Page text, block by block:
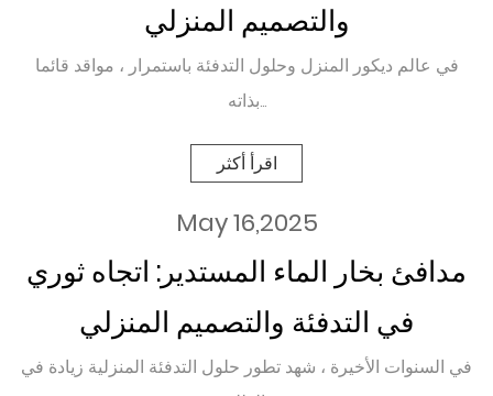
والتصميم المنزلي
في عالم ديكور المنزل وحلول التدفئة باستمرار ، مواقد قائما
بذاته...
اقرأ أكثر
May 16,2025
مدافئ بخار الماء المستدير: اتجاه ثوري
في التدفئة والتصميم المنزلي
في السنوات الأخيرة ، شهد تطور حلول التدفئة المنزلية زيادة في